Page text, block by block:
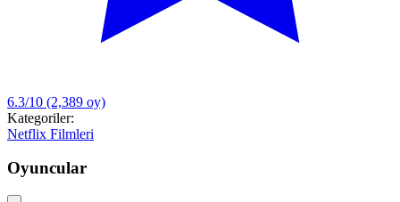
6.3/10 (2,389 oy)
Kategoriler:
Netflix Filmleri
Oyuncular